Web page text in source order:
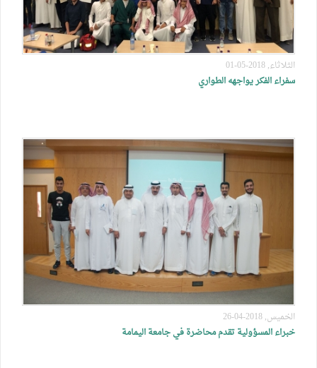
الثلاثاء, 2018-05-01
سفراء الفكر يواجهه الطواري
الخميس, 2018-04-26
خبراء المسؤولية تقدم محاضرة في جامعة اليمامة